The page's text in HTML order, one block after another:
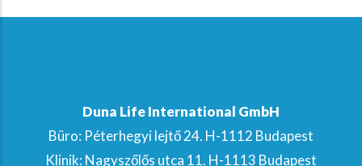
Duna Life International GmbH
Büro: Péterhegyi lejtő 24. H-1112 Budapest
Klinik: Nagyszőlős utca 11. H-1113 Budapest